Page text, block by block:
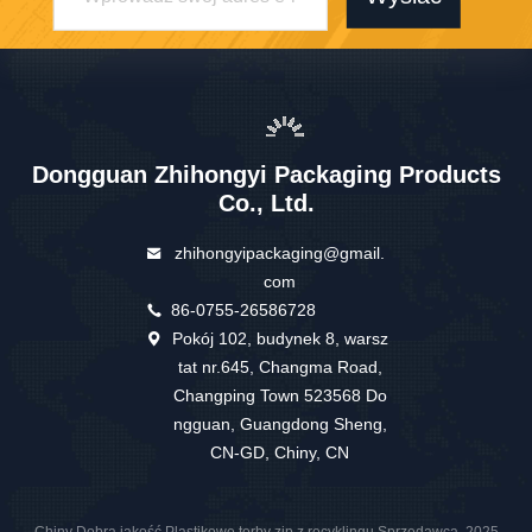
Dongguan Zhihongyi Packaging Products
Co., Ltd.
zhihongyipackaging@gmail.
com
86-0755-26586728
Pokój 102, budynek 8, warsz
tat nr.645, Changma Road,
Changping Town 523568 Do
ngguan, Guangdong Sheng,
CN-GD, Chiny, CN